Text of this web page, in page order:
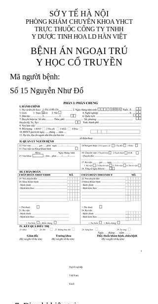
SỞ Y TẾ HÀ NỘI
PHÒNG KHÁM CHUYÊN KHOA YHCT
TRỰC THUỘC CÔNG TY TNHH
Y DƯỢC TINH HOA LD HÀN VIỆT
BỆNH ÁN NGOẠI TRÚ
Y HỌC CỔ TRUYỀN
Mã người bệnh:
Số 15 Nguyễn Như Đổ
1. Họ và tên (In
hoa):
1 9 9 5
8
8
X
X
Nghề nghiệp
Việt Nam
Kinh